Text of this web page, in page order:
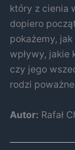
który z cienia
dopiero
pokażemy,
wpływy, jakie
czy jego
rodzi
Autor: Rafał